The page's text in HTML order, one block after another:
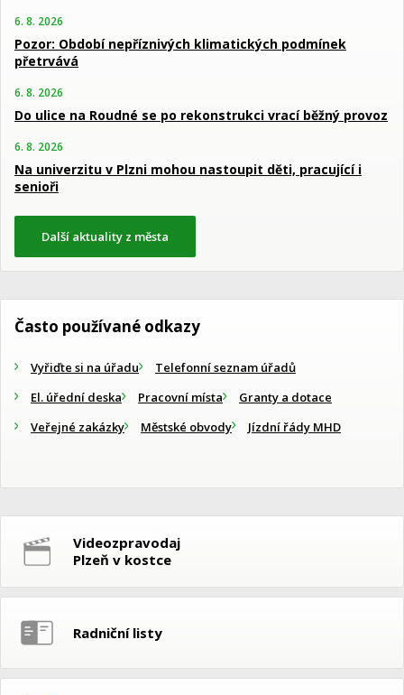
6. 8. 2026
Pozor: Období nepříznivých klimatických podmínek
přetrvává
6. 8. 2026
Do ulice na Roudné se po rekonstrukci vrací běžný provoz
6. 8. 2026
Na univerzitu v Plzni mohou nastoupit děti, pracující i
senioři
Další aktuality z města
Často používané odkazy
Vyřiďte si na úřadu
Telefonní seznam úřadů
El. úřední deska
Pracovní místa
Granty a dotace
Veřejné zakázky
Městské obvody Jízdní řády MHD
Videozpravodaj
Plzeň v kostce
Radniční listy